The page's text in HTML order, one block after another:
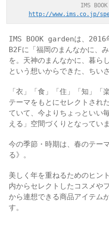
IMS
http://www.ims.co.jp/
IMS BOOK gardenは、2016
B2Fに「福岡のまんなかに、
を。天神のまんなかに、暮ら
という想いからできた、ちい
「衣」「食」「住」「知」
テーマをもとにセレクトされ
ていて、今よりちょっといい
える」空間づくりとなっていま
今の季節・時期は、春のテー
る》。
美しく年を重ねるためのヒン
内からセレクトしたコスメや
から連想できる商品アイテム
す。